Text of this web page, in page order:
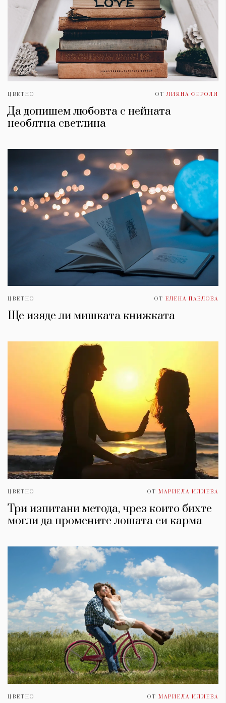
ЦВЕТНО ОТ ЛИЯНА ФЕРОЛИ
Да допишем любовта с нейната
необятна светлина
ЦВЕТНО ОТ ЕЛЕНА ПАВЛОВА
Ще изяде ли мишката книжката
ЦВЕТНО ОТ МАРИЕЛА ИЛИЕВА
Три изпитани метода, чрез които бихте
могли да промените лошата си карма
ЦВЕТНО ОТ МАРИЕЛА ИЛИЕВА